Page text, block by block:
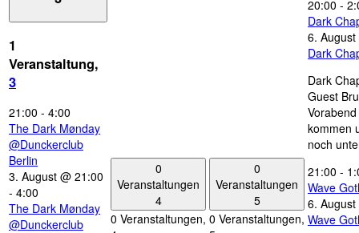
1
Veranstaltung,
3
21:00 - 4:00
The Dark Mønday
@Dunckerclub
Berlin
3. August @ 21:00
- 4:00
The Dark Mønday
@Dunckerclub
0
Veranstaltungen
4
0 Veranstaltungen,
0
Veranstaltungen
5
0 Veranstaltungen,
20:00 -
Dark
6.
Dark
Dark
Guest
kommen
noch
21:00 -
Wave
6.
Wave